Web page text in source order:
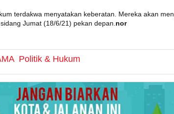
terdakwa menyatakan keberatan. Mereka akan
Jumat (18/6/21) pekan depan. nor
Politik & Hukum